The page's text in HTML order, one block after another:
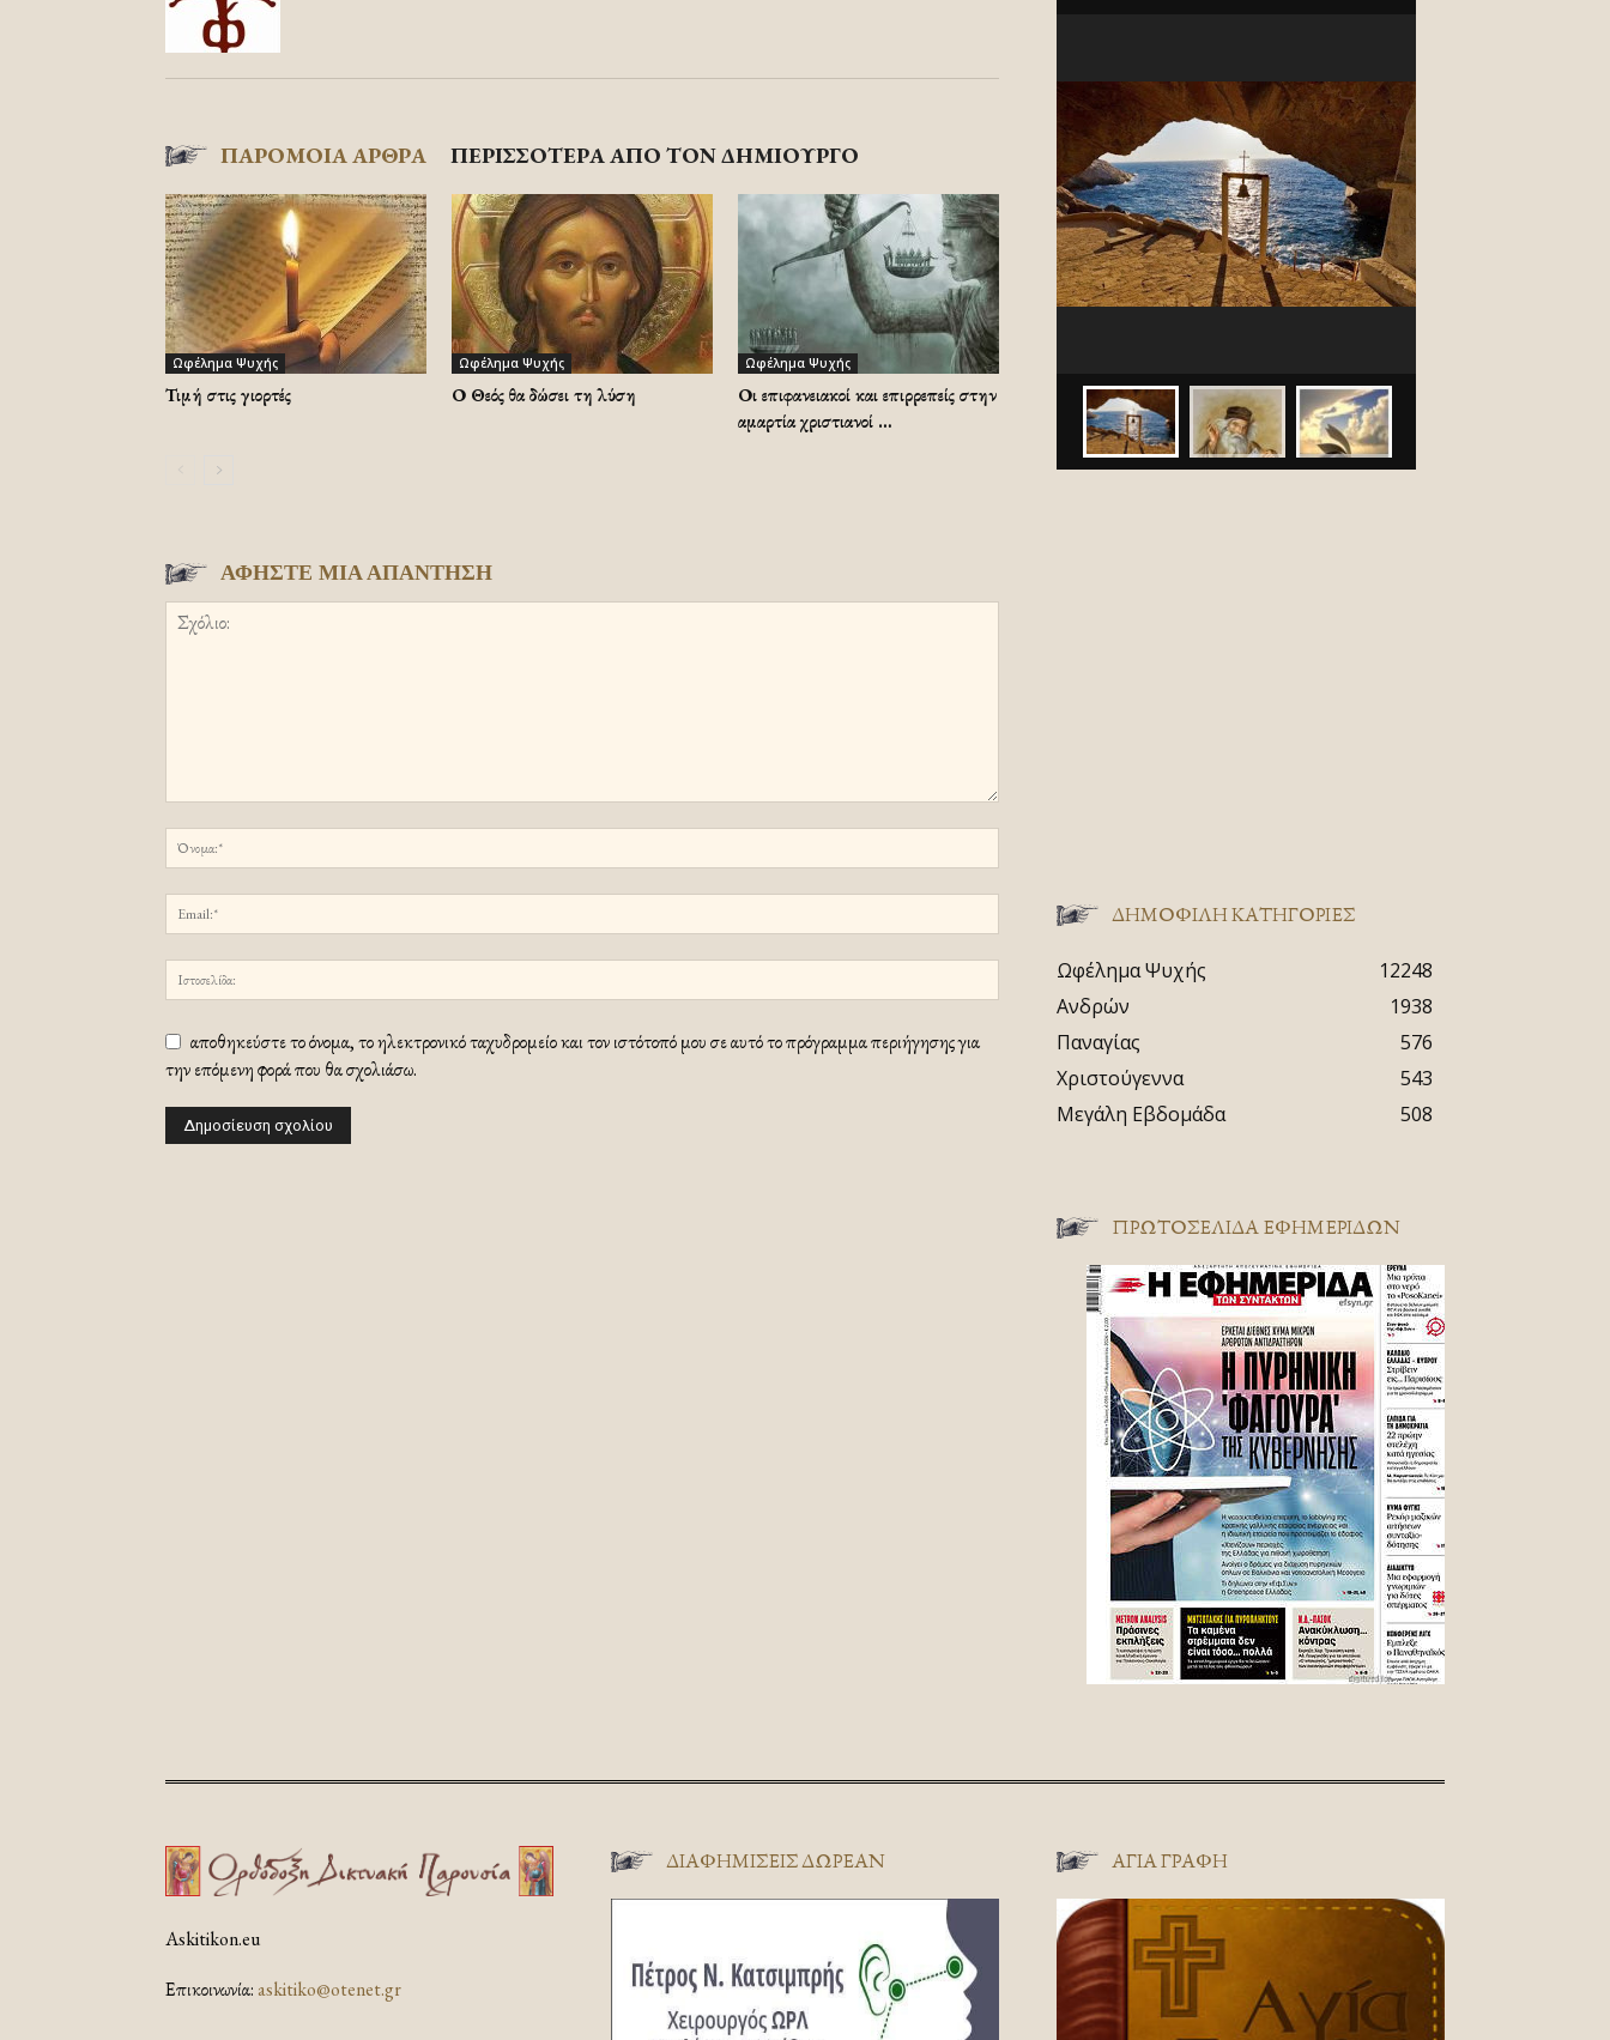
ΠΑΡΟΜΟΙΑ ΑΡΘΡΑ ΠΕΡΙΣΣΟΤΕΡΑ ΑΠΟ ΤΟΝ ΔΗΜΙΟΥΡΓΟ
Ωφέλημα Ψυχής
Τιμή στις γιορτές
Ωφέλημα Ψυχής
Ο Θεός θα δώσει τη λύση
Ωφέλημα Ψυχής
Οι επιφανειακοί και επιρρεπείς στην
αμαρτία χριστιανοί …
ΑΦΗΣΤΕ ΜΙΑ ΑΠΑΝΤΗΣΗ
αποθηκεύστε το όνομα, το ηλεκτρονικό ταχυδρομείο και τον ιστότοπό μου σε αυτό το πρόγραμμα περιήγησης για
την επόμενη φορά που θα σχολιάσω.
ΔΗΜΟΦΙΛΗ ΚΑΤΗΓΟΡΙΕΣ
Ωφέλημα Ψυχής
12248
Ανδρών
1938
Παναγίας
576
Χριστούγεννα
543
Μεγάλη Εβδομάδα
508
ΠΡΩΤΟΣΈΛΙΔΑ ΕΦΗΜΕΡΊΔΩΝ
Askitikon.eu
Επικοινωνία:askitiko@otenet.gr
ΔΙΑΦΗΜΊΣΕΙΣ ΔΩΡΕΆΝ ΑΓΊΑ ΓΡΑΦΉ